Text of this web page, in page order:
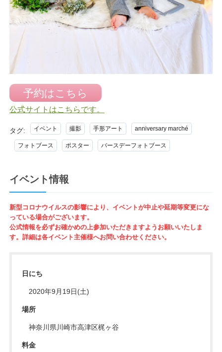
予約はこちら
公式サイトはこちらです。
タグ: イベント 撮影 手形アート anniversary marché
フォトブース ポスター バースデーフォトブース
イベント情報
新型コロナウイルスの影響により、イベントが中止や延期等変更にな
っている場合がございます。
公式情報を必ずお確かめの上参加いただきますようお願いいたしま
す。詳細は各イベント主催様へお問い合わせください。
日にち
2020年9月19日(土)
場所
神奈川県川崎市高津区梶ヶ谷
料金